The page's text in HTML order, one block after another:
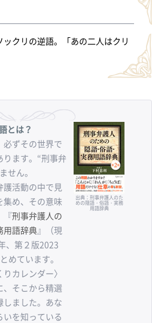
クリの逆語。「あの二人はクリ
とは？
ずその世界で
ます。“刑事弁
せん。
活動の中で見
集め、その意味
『刑事弁護人の
用語辞典』（現
、第２版2023
めています。
カレンダー〉
、そこから精選
しました。あな
を知っている
出典：刑事弁護人のた
めの隠語・俗語・実務
用語辞典